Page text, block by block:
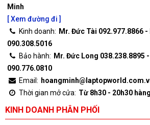
Minh
[ Xem đường đi ]
Kinh doanh: Mr. Đức Tài 092.977.8866
090.308.5016
Bảo hành: Mr. Đức Long 038.238.8895
090.776.0810
Email:
Thời gian mở cửa: Từ 8h30 - 20h30
KINH DOANH PHÂN PHỐI